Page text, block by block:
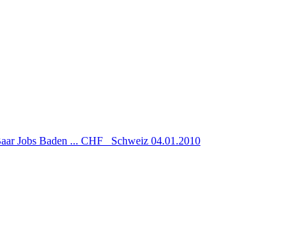
Jobs Baden ... CHF Schweiz 04.01.2010